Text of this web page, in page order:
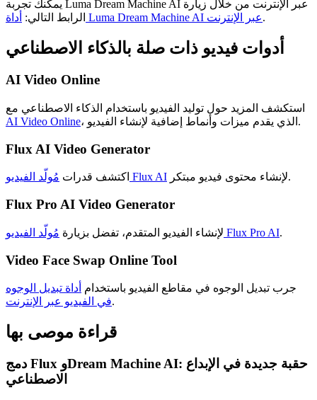
يمكنك تجربة Luma Dream Machine AI عبر الإنترنت من خلال زيارة
الرابط التالي:
أداة Luma Dream Machine AI عبر الإنترنت.
أدوات فيديو ذات صلة بالذكاء الاصطناعي
AI Video Online
استكشف المزيد حول توليد الفيديو باستخدام الذكاء الاصطناعي مع
AI Video Online
، الذي يقدم ميزات وأنماط إضافية لإنشاء الفيديو.
Flux AI Video Generator
اكتشف قدرات مُولّد الفيديو Flux AI لإنشاء محتوى فيديو مبتكر.
Flux Pro AI Video Generator
لإنشاء الفيديو المتقدم، تفضل بزيارة مُولّد الفيديو Flux Pro AI.
Video Face Swap Online Tool
جرب تبديل الوجوه في مقاطع الفيديو باستخدام أداة تبديل الوجوه
في الفيديو عبر الإنترنت.
قراءة موصى بها
دمج Flux وDream Machine AI: حقبة جديدة في الإبداع
الاصطناعي